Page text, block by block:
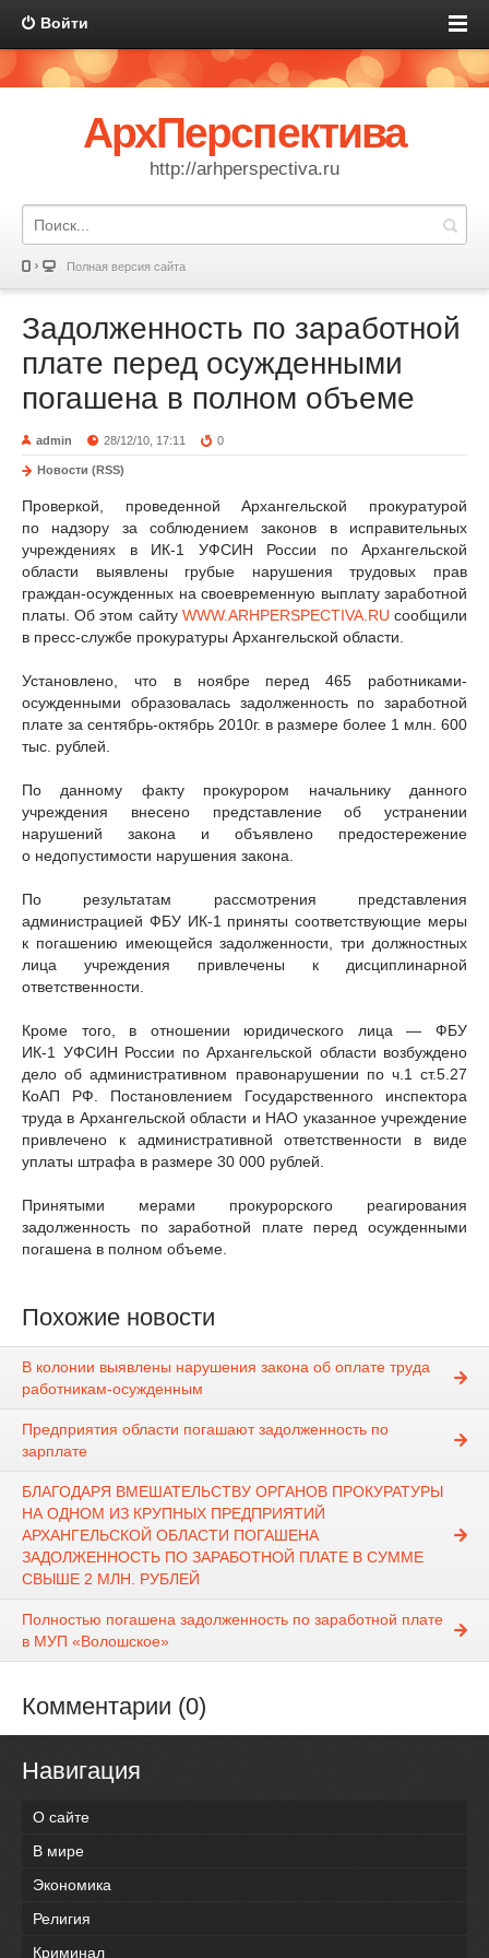
Войти
АрхПерспектива
http://arhperspectiva.ru
Полная версия сайта
Задолженность по заработной
плате перед осужденными
погашена в полном объеме
admin 28/12/10, 17:11 0
Новости (RSS)
Проверкой, проведенной Архангельской прокуратурой
по надзору за соблюдением законов в исправительных
учреждениях в ИК-1 УФСИН России по Архангельской
области выявлены грубые нарушения трудовых прав
граждан-осужденных на своевременную выплату заработной
платы. Об этом сайту WWW.ARHPERSPECTIVA.RU сообщили
в пресс-службе прокуратуры Архангельской области.
Установлено, что в ноябре перед 465 работниками-
осужденными образовалась задолженность по заработной
плате за сентябрь-октябрь 2010г. в размере более 1 млн. 600
тыс. рублей.
По данному факту прокурором начальнику данного
учреждения внесено представление об устранении
нарушений закона и объявлено предостережение
о недопустимости нарушения закона.
По результатам рассмотрения представления
администрацией ФБУ ИК-1 приняты соответствующие меры
к погашению имеющейся задолженности, три должностных
лица учреждения привлечены к дисциплинарной
ответственности.
Кроме того, в отношении юридического лица — ФБУ
ИК-1 УФСИН России по Архангельской области возбуждено
дело об административном правонарушении по ч.1 ст.5.27
КоАП РФ. Постановлением Государственного инспектора
труда в Архангельской области и НАО указанное учреждение
привлечено к административной ответственности в виде
уплаты штрафа в размере 30 000 рублей.
Принятыми мерами прокурорского реагирования
задолженность по заработной плате перед осужденными
погашена в полном объеме.
Похожие новости
В колонии выявлены нарушения закона об оплате труда
работникам-осужденным
Предприятия области погашают задолженность по
зарплате
БЛАГОДАРЯ ВМЕШАТЕЛЬСТВУ ОРГАНОВ ПРОКУРАТУРЫ
НА ОДНОМ ИЗ КРУПНЫХ ПРЕДПРИЯТИЙ
АРХАНГЕЛЬСКОЙ ОБЛАСТИ ПОГАШЕНА
ЗАДОЛЖЕННОСТЬ ПО ЗАРАБОТНОЙ ПЛАТЕ В СУММЕ
СВЫШЕ 2 МЛН. РУБЛЕЙ
Полностью погашена задолженность по заработной плате
в МУП «Волошское»
Комментарии (0)
Навигация
О сайте
В мире
Экономика
Религия
Криминал